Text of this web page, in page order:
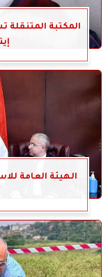
المكتبة المتنقلة
الهيئة العامة